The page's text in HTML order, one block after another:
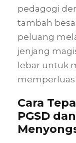
pedagogi
tambah
peluang
jenjang
lebar untuk
memperluas
Cara
PGSD